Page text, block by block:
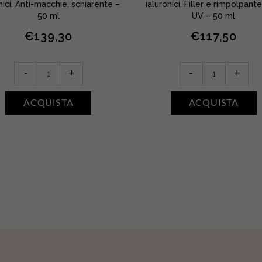
Anti-macchie, schiarente –
50 ml
€139,30
Perfectionniste
quantity
- +
ACQUISTA
ialuronici. Filler e
UV – 50 ml
€117,50
Texture
Universelle
- +
ACQUISTA